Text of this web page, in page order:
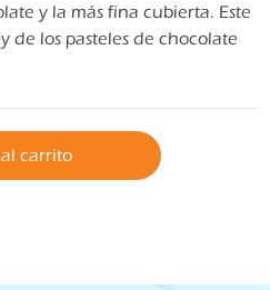
y la más fina cubierta. Este
de los pasteles de chocolate
carrito